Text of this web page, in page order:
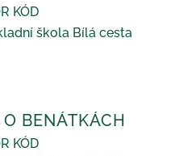
KÓD
škola Bílá cesta
BENÁTKÁCH
KÓD